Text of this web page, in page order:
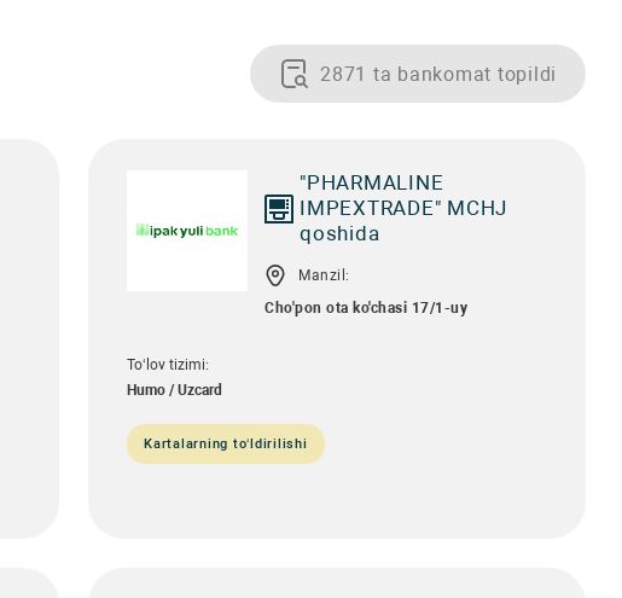
2871 ta bankomat topildi
"PHARMALINE
IMPEXTRADE" MCHJ
qoshida
Manzil:
Cho'pon ota ko'chasi 17/1-uy
To‘lov tizimi:
Humo / Uzcard
Kartalarning to‘ldirilishi